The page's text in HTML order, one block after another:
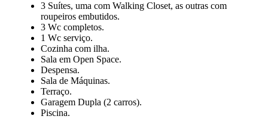
3 Suítes, uma com Walking Closet, as outras com
roupeiros embutidos.
3 Wc completos.
1 Wc serviço.
Cozinha com ilha.
Sala em Open Space.
Despensa.
Sala de Máquinas.
Terraço.
Garagem Dupla (2 carros).
Piscina.